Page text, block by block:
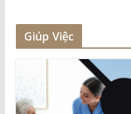
Giúp Việc